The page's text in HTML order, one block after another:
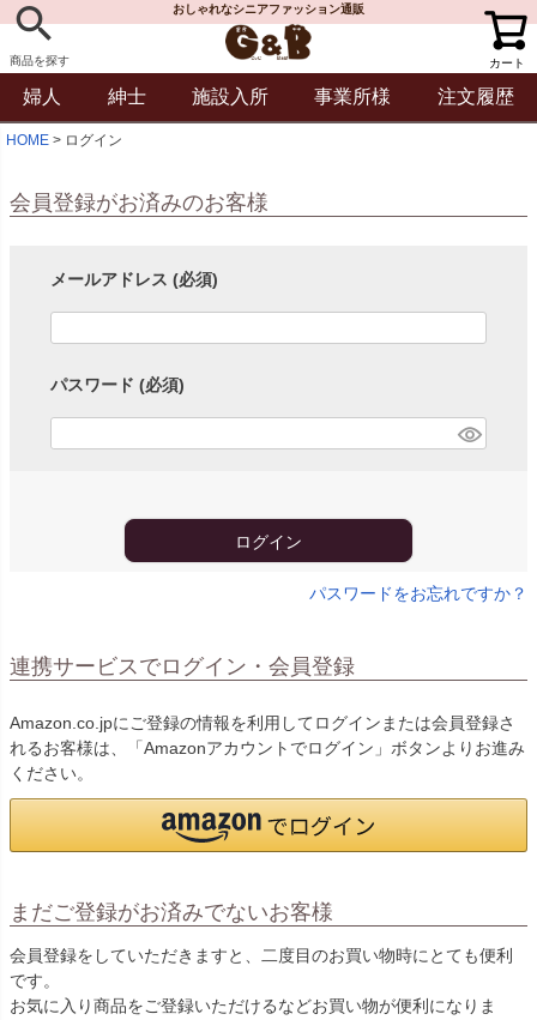
商品を探す
おしゃれなシニアファッション通販
カート
婦人 紳士 施設入所 事業所様 注文履歴
HOME ログイン
会員登録がお済みのお客様
メールアドレス (必須)
パスワード (必須)
ログイン
パスワードをお忘れですか？
連携サービスでログイン・会員登録
Amazon.co.jpにご登録の情報を利用してログインまたは会員登録さ
れるお客様は、「Amazonアカウントでログイン」ボタンよりお進み
ください。
まだご登録がお済みでないお客様
会員登録をしていただきますと、二度目のお買い物時にとても便利
です。
お気に入り商品をご登録いただけるなどお買い物が便利になりま